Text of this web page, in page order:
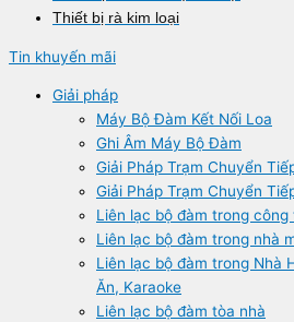
Thiết bị rà kim loại
Tin khuyến mãi
Giải pháp
Máy Bộ Đàm Kết Nối Loa
Ghi Âm Máy Bộ Đàm
Giải Pháp Trạm Chuyển
Giải Pháp Trạm Chuyển
Liên lạc bộ đàm trong
Liên lạc bộ đàm trong nhà
Liên lạc bộ đàm trong Nhà
Ăn, Karaoke
Liên lạc bộ đàm tòa nhà